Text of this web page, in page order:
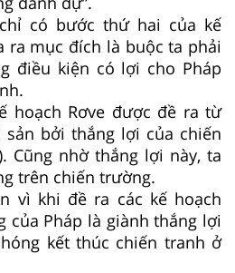
có bước thứ hai của kế
ra mục đích là buộc ta phải
điều kiện có lợi cho Pháp
hoạch Rơve được đề ra từ
sản bởi thắng lợi của chiến
Cũng nhờ thắng lợi này, ta
trên chiến trường.
vì khi đề ra các kế hoạch
của Pháp là giành thắng lợi
kết thúc chiến tranh ở